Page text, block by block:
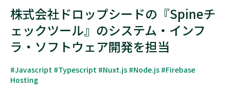
株式会社ドロップシードの『Spineチ
ェックツール』のシステム・インフ
ラ・ソフトウェア開発を担当
#Javascript #Typescript #Nuxt.js #Node.js #Firebase
Hosting